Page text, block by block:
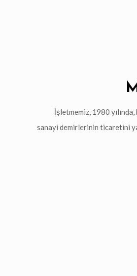
İşletmemiz, 1980
sanayi demirlerinin ticaretini